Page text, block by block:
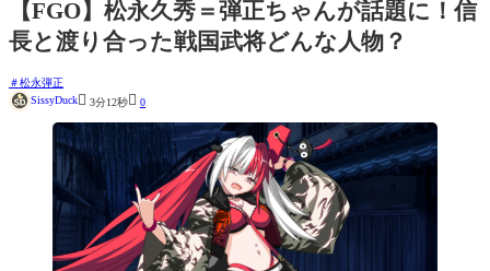
【FGO】松永久秀＝弾正ちゃんが話題に！信
長と渡り合った戦国武将どんな人物？
松永弾正
SissyDuck 3分12秒 0